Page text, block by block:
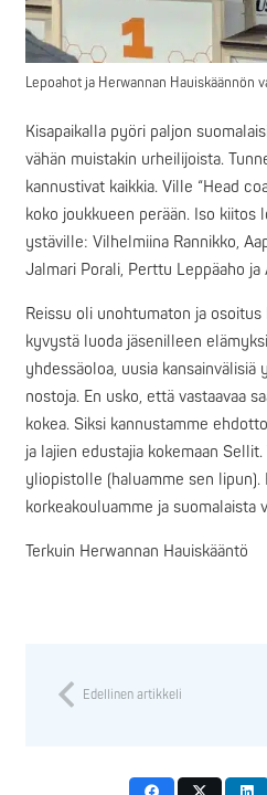
Lepoahot ja Herwannan Hauiskäännön
Kisapaikalla pyöri paljon
vähän muistakin urheilijoista.
kannustivat kaikkia. Ville “Head
koko joukkueen perään. Iso kiitos
ystäville: Vilhelmiina Rannikko,
Jalmari Porali, Perttu Leppäaho
Reissu oli unohtumaton ja osoitus
kyvystä luoda jäsenilleen
yhdessäoloa, uusia kansainvälisiä
nostoja. En usko, että vastaavaa
kokea. Siksi kannustamme
ja lajien edustajia kokemaan Sellit.
yliopistolle (haluamme sen lipun).
korkeakouluamme ja suomalaista
Terkuin Herwannan Hauiskääntö
Edellinen artikkeli